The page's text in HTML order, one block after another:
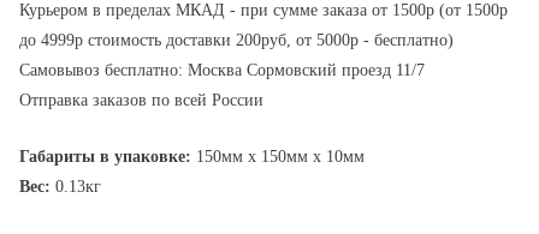
Курьером в пределах МКАД - при сумме заказа от 1500р (от 1500р
до 4999р стоимость доставки 200руб, от 5000р - бесплатно)
Самовывоз бесплатно: Москва Сормовский проезд 11/7
Отправка заказов по всей России
Габариты в упаковке: 150мм x 150мм x 10мм
Вес: 0.13кг